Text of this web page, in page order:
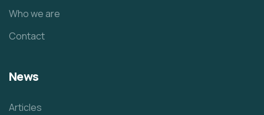
Who we are
Contact
News
Articles